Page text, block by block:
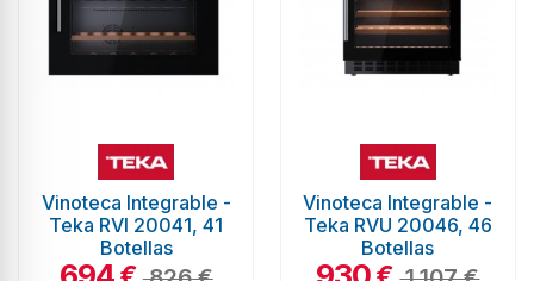
Vinoteca Integrable -
Teka RVI 20041, 41
Botellas
Vinoteca Integrable -
Teka RVU 20046, 46
Botellas